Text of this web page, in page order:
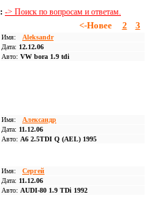
: -> Поиск по вопросам и ответам.
<-Новее 2 3
Имя: Aleksandr
Дата: 12.12.06
Авто: VW bora 1.9 tdi
Имя: Александр
Дата: 11.12.06
Авто: А6 2.5TDI Q (AEL) 1995
Имя: Сергей
Дата: 11.12.06
Авто: AUDI-80 1.9 TDi 1992